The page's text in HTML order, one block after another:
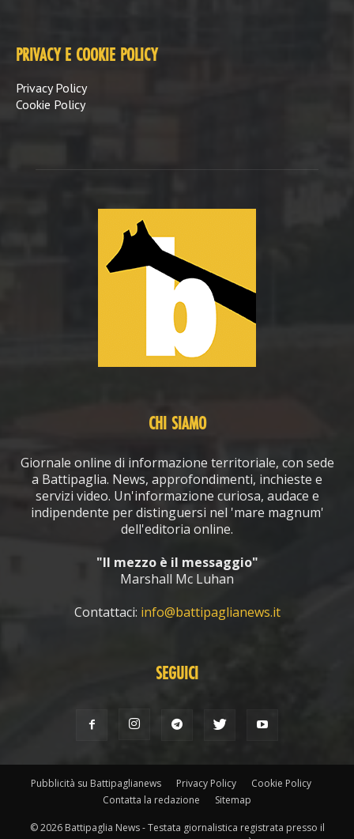
PRIVACY E COOKIE POLICY
Privacy Policy
Cookie Policy
CHI SIAMO
Giornale online di informazione territoriale, con sede
a Battipaglia. News, approfondimenti, inchieste e
servizi video. Un'informazione curiosa, audace e
indipendente per distinguersi nel 'mare magnum'
dell'editoria online.
"Il mezzo è il messaggio"
Marshall Mc Luhan
Contattaci: info@battipaglianews.it
SEGUICI
Pubblicità su Battipaglianews Privacy Policy
Cookie Policy
Contatta la redazione
Sitemap
© 2026 Battipaglia News - Testata giornalistica registrata presso il